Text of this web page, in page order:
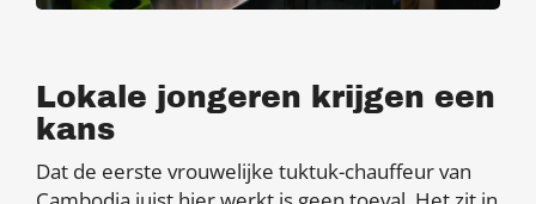
Lokale jongeren krijgen een
kans
Dat de eerste vrouwelijke tuktuk-chauffeur van